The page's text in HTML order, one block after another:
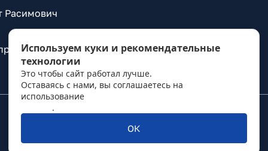
Расимович
Александровской Фермы, д. 29, лит. ВГ
Используем куки и рекомендательные
технологии
Это чтобы сайт работал лучше.
Оставаясь с нами, вы соглашаетесь на
использование
.
ОК